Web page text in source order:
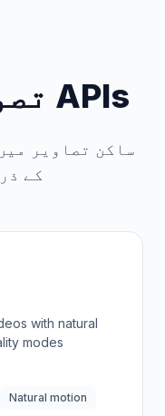
تصویر سے ویڈیو APIs
ساکن تصاویر
کے
with natural
modes
Natural motion